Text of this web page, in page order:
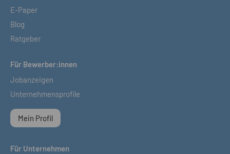
E-Paper
Blog
Ratgeber
Für Bewerber:innen
Jobanzeigen
Unternehmensprofile
Mein Profil
Für Unternehmen